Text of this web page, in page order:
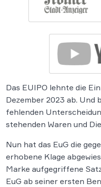
Das EUIPO lehnte die
Dezember 2023 ab. Und
fehlenden
stehenden Waren und
Nun hat das EuG die
erhobene Klage
Marke aufgegriffene
EuG ab seiner ersten